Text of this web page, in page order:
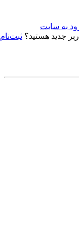
به سایت
جدید هستید؟ ثبت‌نام